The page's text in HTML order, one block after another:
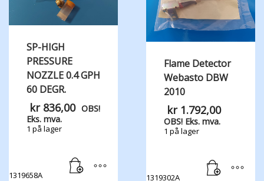
SP-HIGH
PRESSURE
NOZZLE 0.4 GPH
60 DEGR.
kr836,00 OBS!
Eks. mva.
1 på lager
1319658A
Flame Detector
Webasto DBW
2010
kr1.792,00
OBS! Eks. mva.
1 på lager
1319302A